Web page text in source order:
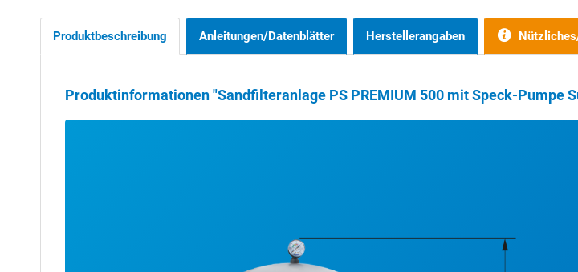
Produktbeschreibung Anleitungen/Datenblätter Herstellerangaben
Produktinformationen "Sandfilteranlage PS PREMIUM 500 mit Speck-Pumpe